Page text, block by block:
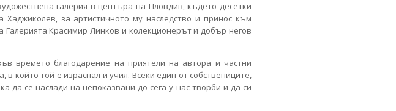
галерия в центъра на Пловдив, където десетки
за артистичното му наследство и принос към
Галерията Красимир Линков и колекционерът и добър негов
времето благодарение на приятели на автора и частни
който той е израснал и учил. Всеки един от собствениците,
да се наслади на непоказвани до сега у нас творби и да си